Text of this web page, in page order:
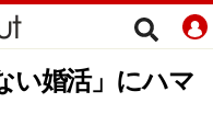
い婚活」にハマ